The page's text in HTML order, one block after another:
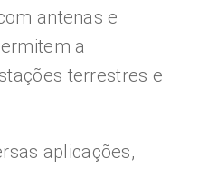
antenas e
a
terrestres e
aplicações,